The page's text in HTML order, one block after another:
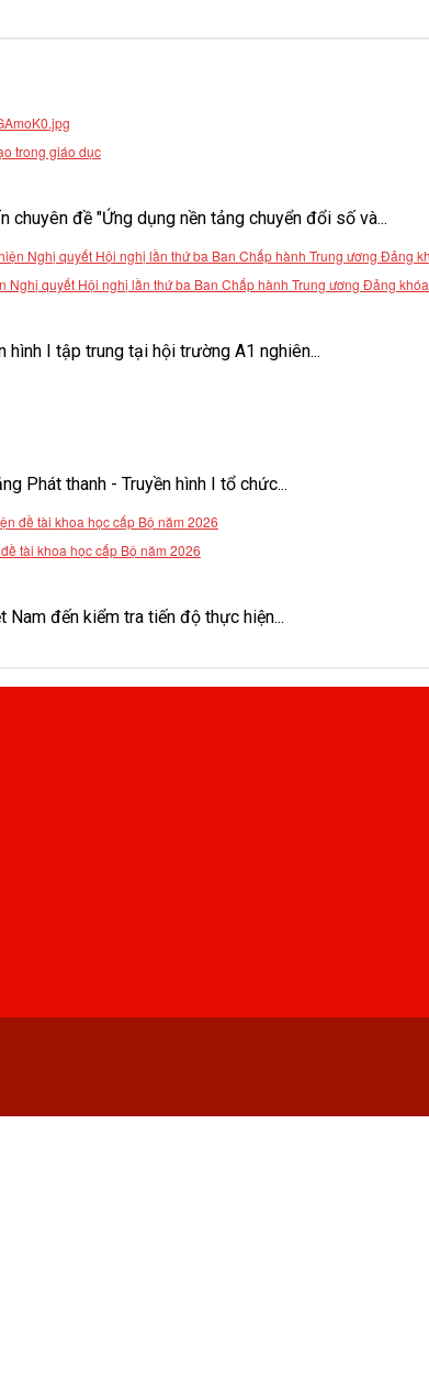
trong giáo dục
đề "Ứng dụng nền tảng chuyển đổi số và...
quyết Hội nghị lần thứ ba Ban Chấp hành Trung ương Đảng
I tập trung tại hội trường A1 nghiên...
Phát thanh - Truyền hình I tổ chức...
tài khoa học cấp Bộ năm 2026
đến kiểm tra tiến độ thực hiện...